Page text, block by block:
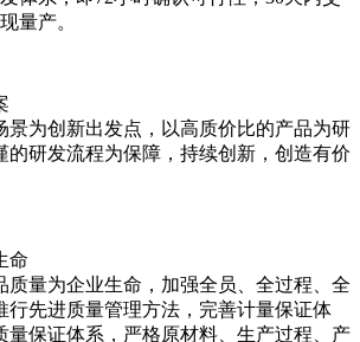
产。
为创新出发点，以高质价比的产品为研
的研发流程为保障，持续创新，创造有价
命
为企业生命，加强全员、全过程、全
行先进质量管理方法，完善计量保证体
保证体系，严格原材料、生产过程、产